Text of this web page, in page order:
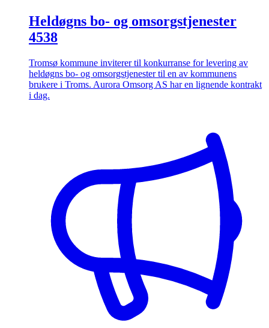
Heldøgns bo- og omsorgstjenester
4538
Tromsø kommune inviterer til konkurranse for levering av
heldøgns bo- og omsorgstjenester til en av kommunens
brukere i Troms. Aurora Omsorg AS har en lignende kontrakt
i dag.